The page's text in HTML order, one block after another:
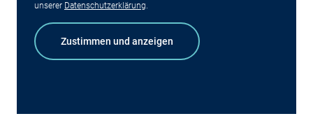
unserer Datenschutzerklärung.
Zustimmen und anzeigen